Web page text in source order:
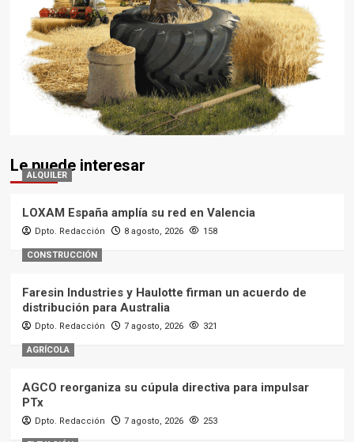
Le puede interesar
ALQUILER
LOXAM España amplía su red en Valencia
Dpto. Redacción 8 agosto, 2026 158
CONSTRUCCIÓN
Faresin Industries y Haulotte firman un acuerdo de
distribución para Australia
Dpto. Redacción 7 agosto, 2026 321
AGRÍCOLA
AGCO reorganiza su cúpula directiva para impulsar
PTx
Dpto. Redacción 7 agosto, 2026 253